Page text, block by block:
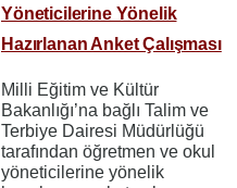
Yöneticilerine Yönelik
Hazırlanan Anket Çalışması
Milli Eğitim ve Kültür
Bakanlığı’na bağlı Talim ve
Terbiye Dairesi Müdürlüğü
tarafından öğretmen ve okul
yöneticilerine yönelik